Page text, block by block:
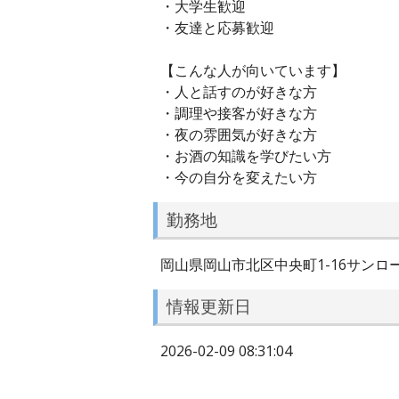
・大学生歓迎
・友達と応募歓迎
【こんな人が向いています】
・人と話すのが好きな方
・調理や接客が好きな方
・夜の雰囲気が好きな方
・お酒の知識を学びたい方
・今の自分を変えたい方
勤務地
岡山県岡山市北区中央町1-16サンロ
情報更新日
2026-02-09 08:31:04